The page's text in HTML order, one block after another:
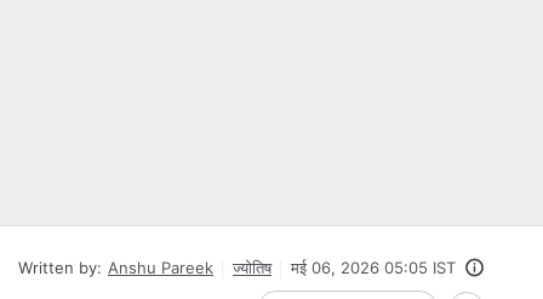
Written by: Anshu Pareek ज्योतिष मई 06, 2026 05:05 IST